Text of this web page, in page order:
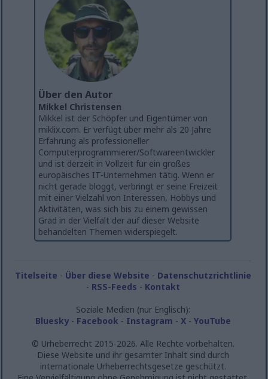
Über den Autor
Mikkel Christensen
Mikkel ist der Schöpfer und Eigentümer von
miklix.com. Er verfügt über mehr als 20 Jahre
Erfahrung als professioneller
Computerprogrammierer/Softwareentwickler
und ist derzeit in Vollzeit für ein großes
europäisches IT-Unternehmen tätig. Wenn er
nicht gerade bloggt, verbringt er seine Freizeit
mit einer Vielzahl von Interessen, Hobbys und
Aktivitäten, was sich bis zu einem gewissen
Grad in der Vielfalt der auf dieser Website
behandelten Themen widerspiegelt.
Titelseite - Über diese Website - Datenschutzrichtlinie
- RSS-Feeds - Kontakt
Soziale Medien (nur Englisch):
Bluesky- Facebook - Instagram - X- YouTube
© Urheberrecht 2015-2026. Alle Rechte vorbehalten.
Diese Website und ihr gesamter Inhalt sind durch
internationale Urheberrechtsgesetze geschützt.